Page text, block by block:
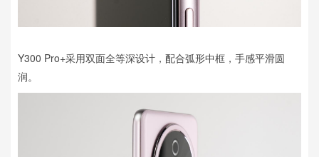
Y300 Pro+采用双面全等深设计，配合弧形中框，手感平滑圆
润。